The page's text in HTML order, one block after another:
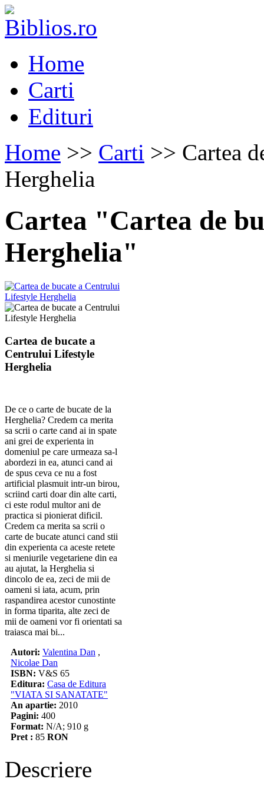
Home
Carti
Edituri
Home >> Carti >> Cartea
Herghelia
Cartea "Cartea de
Herghelia"
Cartea de bucate a
Centrului Lifestyle
Herghelia
De ce o carte de bucate de la
Herghelia? Credem ca merita
sa scrii o carte cand ai in spate
ani grei de experienta in
domeniul pe care urmeaza sa-l
abordezi in ea, atunci cand ai
de spus ceva ce nu a fost
artificial plasmuit intr-un birou,
scriind carti doar din alte carti,
ci este rodul multor ani de
practica si pionierat dificil.
Credem ca merita sa scrii o
carte de bucate atunci cand stii
din experienta ca aceste retete
si meniurile vegetariene din ea
au ajutat, la Herghelia si
dincolo de ea, zeci de mii de
oameni si iata, acum, prin
raspandirea acestor cunostinte
in forma tiparita, alte zeci de
mii de oameni vor fi orientati sa
traiasca mai bi...
Autori: Valentina Dan ,
Nicolae Dan
ISBN: V&S 65
Editura: Casa de Editura
"VIATA SI SANATATE"
An apartie: 2010
Pagini: 400
Format: N/A; 910 g
Pret : 85 RON
Descriere